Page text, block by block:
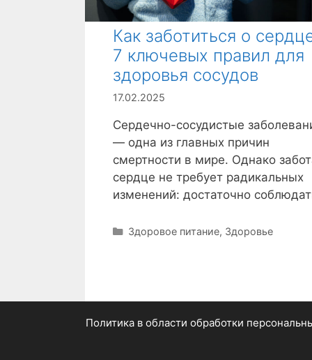
Как заботиться о
7 ключевых правил для
здоровья сосудов
17.02.2025
Сердечно-сосудистые
— одна из главных причин
смертности в мире. Однако
сердце не требует радикальных
изменений: достаточно
Р
к
и
Здоровое питание, Здоровье
Политика в области обработки